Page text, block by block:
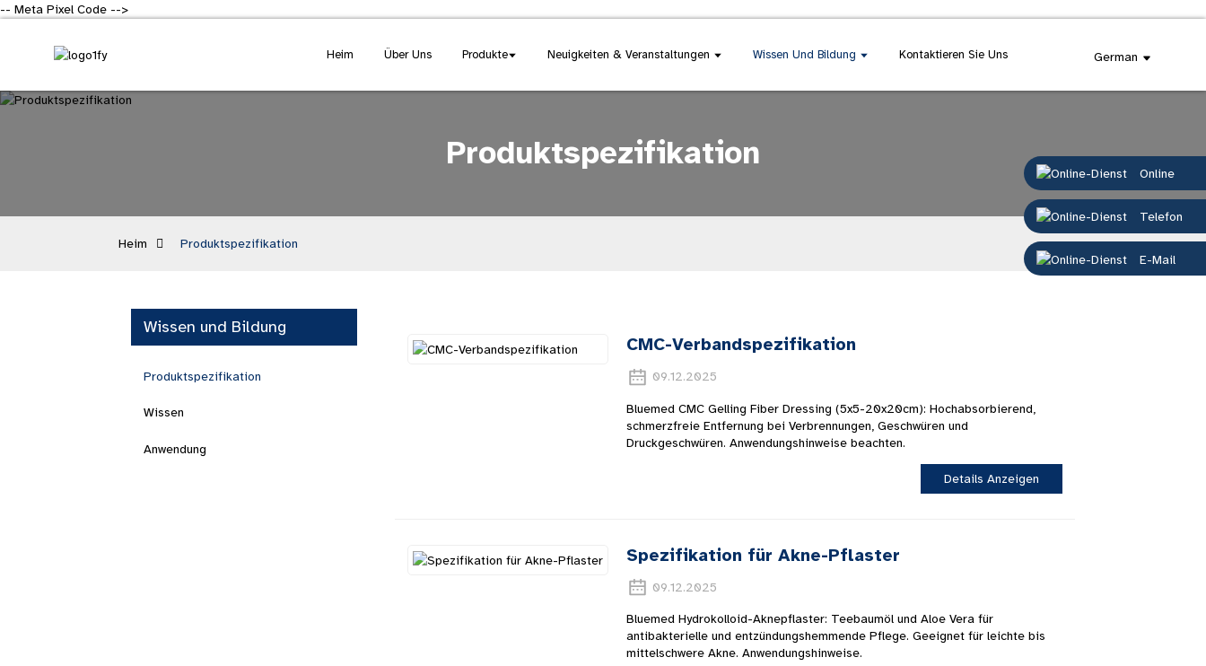
-- Meta Pixel Code -->
Heim Über Uns Produkte Neuigkeiten & Veranstaltungen Wissen Und Bildung Kontaktieren Sie Uns German
Online
Telefon
E-Mail
Produktspezifikation
Heim Produktspezifikation
Wissen und Bildung
Produktspezifikation
Wissen
Anwendung
CMC-Verbandspezifikation
09.12.2025
Bluemed ​​CMC Gelling Fiber Dressing (5x5-20x20cm): Hochabsorbierend,
schmerzfreie Entfernung bei Verbrennungen, Geschwüren und
Druckgeschwüren. Anwendungshinweise beachten.
Details Anzeigen
Spezifikation für Akne-Pflaster
09.12.2025
Bluemed ​​Hydrokolloid-Aknepflaster: Teebaumöl und Aloe Vera für
antibakterielle und entzündungshemmende Pflege. Geeignet für leichte bis
mittelschwere Akne. Anwendungshinweise.